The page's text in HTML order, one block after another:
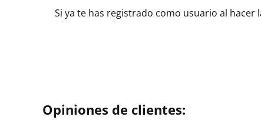
Si ya te has registrado como usuario al
Opiniones de clientes: